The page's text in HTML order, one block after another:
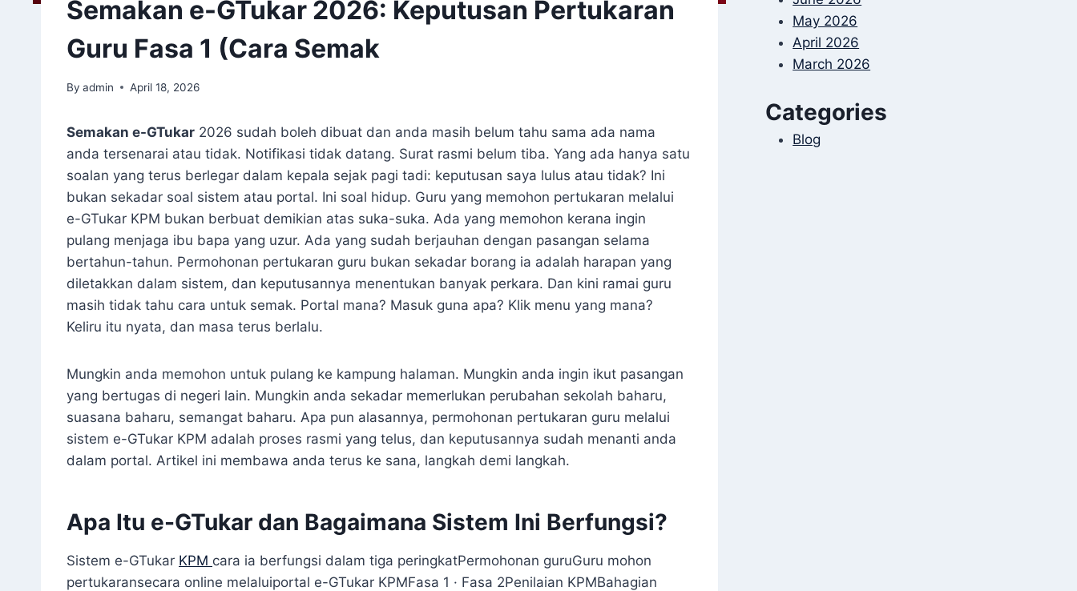
Semakan e-GTukar 2026: Keputusan Pertukaran
Guru Fasa 1 (Cara Semak
By admin April 18, 2026
Semakan e-GTukar 2026 sudah boleh dibuat dan anda masih belum tahu sama ada nama
anda tersenarai atau tidak. Notifikasi tidak datang. Surat rasmi belum tiba. Yang ada hanya satu
soalan yang terus berlegar dalam kepala sejak pagi tadi: keputusan saya lulus atau tidak? Ini
bukan sekadar soal sistem atau portal. Ini soal hidup. Guru yang memohon pertukaran melalui
e-GTukar KPM bukan berbuat demikian atas suka-suka. Ada yang memohon kerana ingin
pulang menjaga ibu bapa yang uzur. Ada yang sudah berjauhan dengan pasangan selama
bertahun-tahun. Permohonan pertukaran guru bukan sekadar borang ia adalah harapan yang
diletakkan dalam sistem, dan keputusannya menentukan banyak perkara. Dan kini ramai guru
masih tidak tahu cara untuk semak. Portal mana? Masuk guna apa? Klik menu yang mana?
Keliru itu nyata, dan masa terus berlalu.
Mungkin anda memohon untuk pulang ke kampung halaman. Mungkin anda ingin ikut pasangan
yang bertugas di negeri lain. Mungkin anda sekadar memerlukan perubahan sekolah baharu,
suasana baharu, semangat baharu. Apa pun alasannya, permohonan pertukaran guru melalui
sistem e-GTukar KPM adalah proses rasmi yang telus, dan keputusannya sudah menanti anda
dalam portal. Artikel ini membawa anda terus ke sana, langkah demi langkah.
Apa Itu e-GTukar dan Bagaimana Sistem Ini Berfungsi?
Sistem e-GTukar KPM cara ia berfungsi dalam tiga peringkatPermohonan guruGuru mohon
pertukaransecara online melaluiportal e-GTukar KPMFasa 1 · Fasa 2Penilaian KPMBahagian
May 2026
April 2026
March 2026
Categories
Blog